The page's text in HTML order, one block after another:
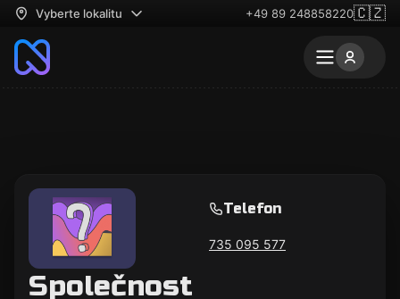
Vyberte lokalitu +49 89 248858220🇨🇿
Společnost
Telefon
735 095 577